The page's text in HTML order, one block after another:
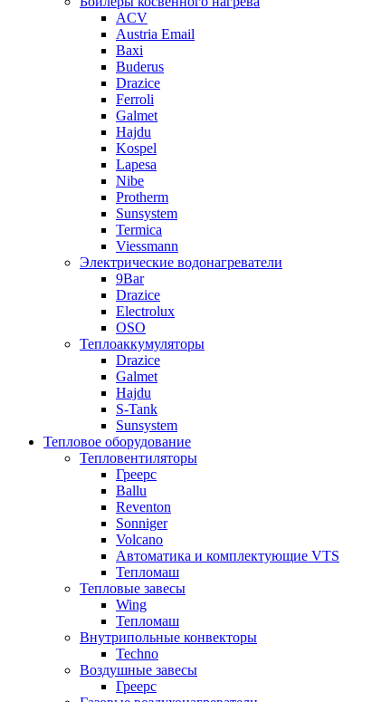
ACV
Austria Email
Baxi
Buderus
Drazice
Ferroli
Galmet
Hajdu
Kospel
Lapesa
Nibe
Protherm
Sunsystem
Termica
Viessmann
Электрические водонагреватели
9Bar
Drazice
Electrolux
OSO
Теплоаккумуляторы
Drazice
Galmet
Hajdu
S-Tank
Sunsystem
Тепловое оборудование
Тепловентиляторы
Греерс
Ballu
Reventon
Sonniger
Volcano
Автоматика и комплектующие VTS
Тепломаш
Тепловые завесы
Wing
Тепломаш
Внутрипольные конвекторы
Techno
Воздушные завесы
Греерс